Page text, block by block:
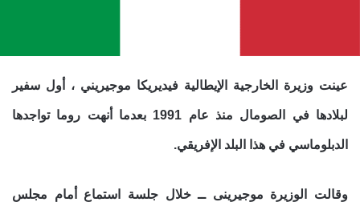
عينت وزيرة الخارجية الإيطالية فيديريكا موجيريني ، أول سفير
لبلادها في الصومال منذ عام 1991 بعدما أنهت روما تواجدها
الدبلوماسي في هذا البلد الإفريقي.
وقالت الوزيرة موجيرينى ــ خلال جلسة استماع أمام مجلس